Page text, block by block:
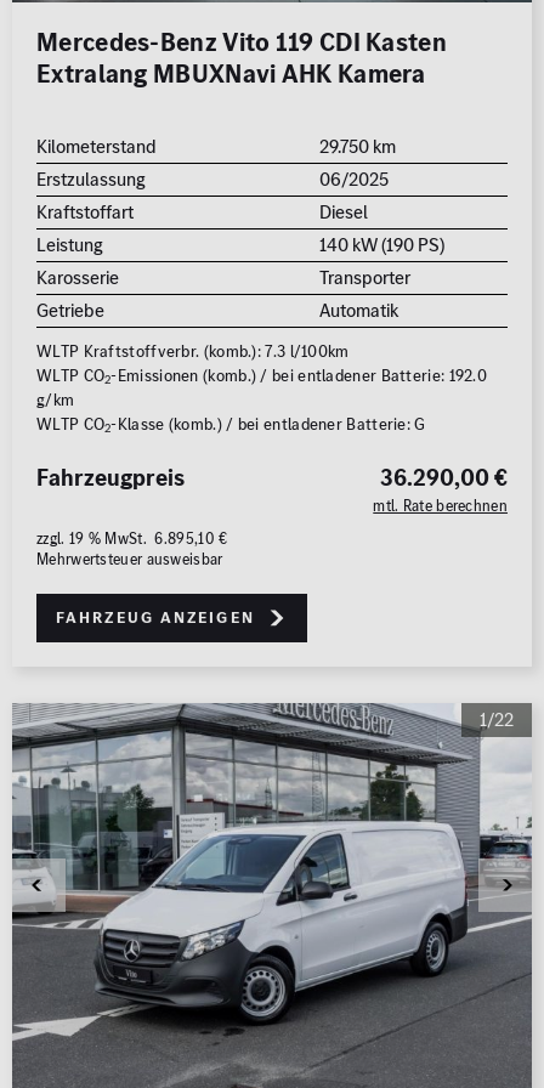
Leistung (PS)
Preis
0 €
Nettopreis anzeigen
Mercedes-Benz Vito 119 CDI Kasten
Extralang MBUXNavi AHK Kamera
Kilometerstand
29.750 km
Erstzulassung
06/2025
Kraftstoffart
Diesel
Leistung
140 kW (190 PS)
Karosserie
Transporter
Getriebe
Automatik
WLTP Kraftstoffverbr. (komb.): 7.3 l/100km
WLTP CO2-Emissionen (komb.) / bei entladener Batterie: 192.0
g/km
WLTP CO2-Klasse (komb.) / bei entladener Batterie: G
36.290,00 €
mtl. Rate berechnen
Fahrzeugpreis
zzgl. 19 % MwSt. 6.895,10 €
Mehrwertsteuer ausweisbar
Fahrzeug anzeigen
1/22